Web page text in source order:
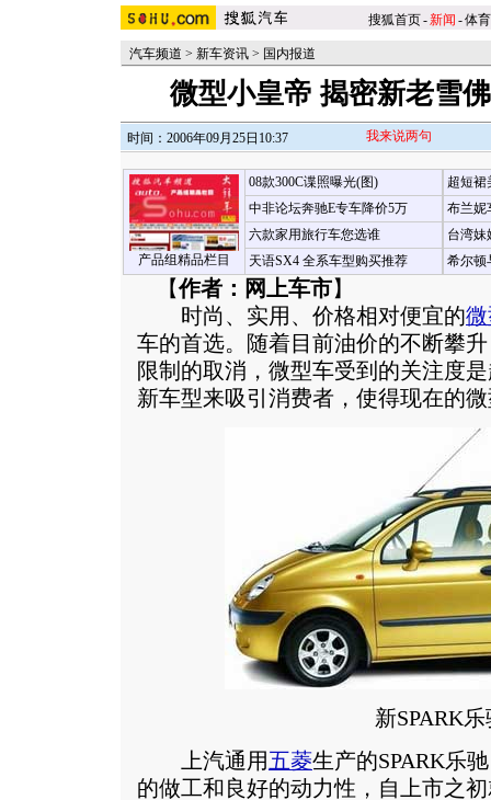
搜狐首页-新闻 -体育
汽车频道 > 新车资讯 > 国内报道
微型小皇帝 揭密新老雪
时间：2006年09月25日10:37 我来说两句
产品组精品栏目
08款300C谍照曝光(图)
中非论坛奔驰E专车降价5万
六款家用旅行车您选谁
天语SX4 全系车型购买推荐
超短裙
布兰妮
台湾妹
希尔顿
【作者：网上车市】
时尚、实用、价格相对便宜的
车的首选。随着目前油价的不断攀
限制的取消，微型车受到的关注度
新车型来吸引消费者，使得现在的
新SPARK乐
上汽通用 五菱生产的SPARK乐
的做工和良好的动力性，自上市之